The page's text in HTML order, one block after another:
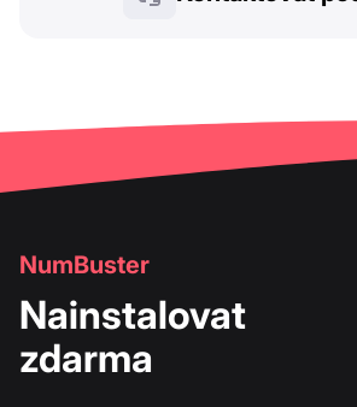
NumBuster
Nainstalovat
zdarma